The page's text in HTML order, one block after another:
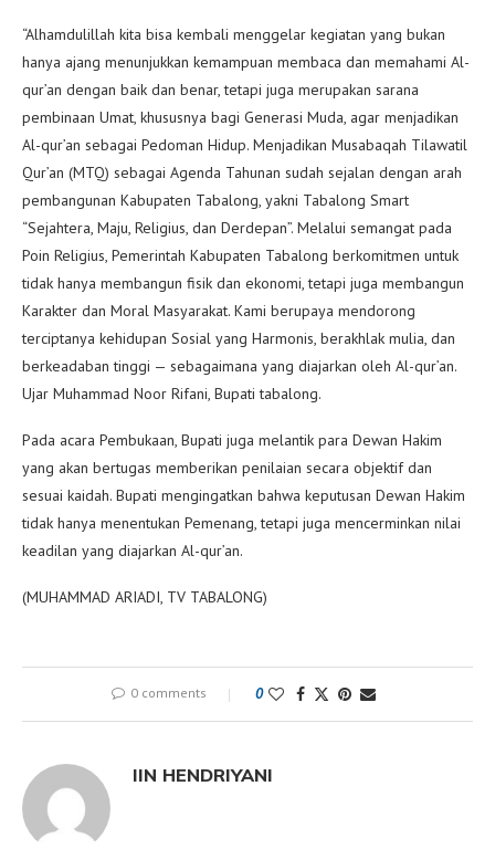
“Alhamdulillah kita bisa kembali menggelar kegiatan yang bukan
hanya ajang menunjukkan kemampuan membaca dan memahami Al-
qur’an dengan baik dan benar, tetapi juga merupakan sarana
pembinaan Umat, khususnya bagi Generasi Muda, agar menjadikan
Al-qur’an sebagai Pedoman Hidup. Menjadikan Musabaqah Tilawatil
Qur’an (MTQ) sebagai Agenda Tahunan sudah sejalan dengan arah
pembangunan Kabupaten Tabalong, yakni Tabalong Smart
“Sejahtera, Maju, Religius, dan Derdepan”. Melalui semangat pada
Poin Religius, Pemerintah Kabupaten Tabalong berkomitmen untuk
tidak hanya membangun fisik dan ekonomi, tetapi juga membangun
Karakter dan Moral Masyarakat. Kami berupaya mendorong
terciptanya kehidupan Sosial yang Harmonis, berakhlak mulia, dan
berkeadaban tinggi — sebagaimana yang diajarkan oleh Al-qur’an.
Ujar Muhammad Noor Rifani, Bupati tabalong.
Pada acara Pembukaan, Bupati juga melantik para Dewan Hakim
yang akan bertugas memberikan penilaian secara objektif dan
sesuai kaidah. Bupati mengingatkan bahwa keputusan Dewan Hakim
tidak hanya menentukan Pemenang, tetapi juga mencerminkan nilai
keadilan yang diajarkan Al-qur’an.
(MUHAMMAD ARIADI, TV TABALONG)
0 comments 0
IIN HENDRIYANI